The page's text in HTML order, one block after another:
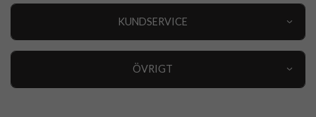
KUNDSERVICE
ÖVRIGT